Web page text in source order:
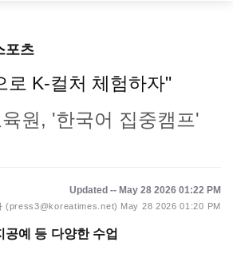
포츠
로 K-컬처 체험하자"
원, '한국어 집중캠프'
Updated -- May 28 2026 01:22 PM
(press3@koreatimes.net) May 28 2026 01:20 PM
공예 등 다양한 수업